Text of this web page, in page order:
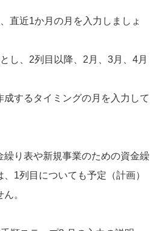
直近1か月の月を入力しましょ
し、2列目以降、2月、3月、4月
するタイミングの月を入力して
繰り表や新規事業のための資金繰
1列目についても予定（計画）
。